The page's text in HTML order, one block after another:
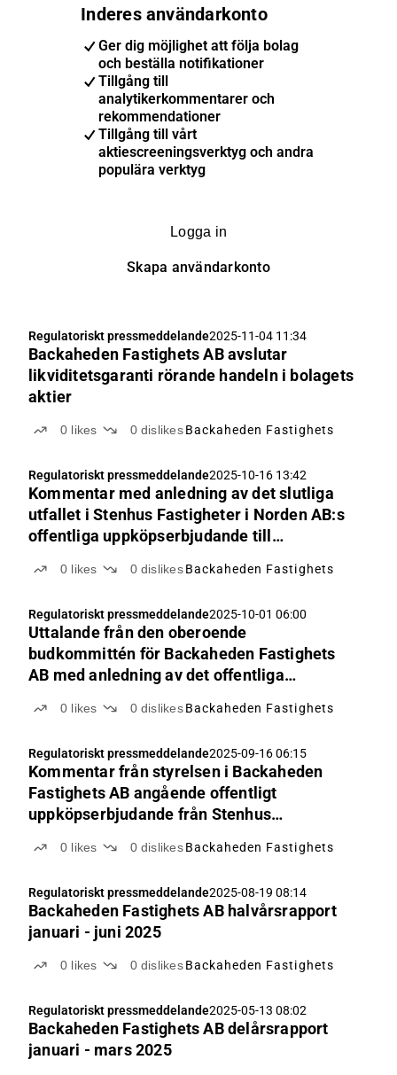
Inderes användarkonto
Ger dig möjlighet att följa bolag
och beställa notifikationer
Tillgång till
analytikerkommentarer och
rekommendationer
Tillgång till vårt
aktiescreeningsverktyg och andra
populära verktyg
Logga in
Skapa användarkonto
Regulatoriskt pressmeddelande2025-11-04 11:34
Backaheden Fastighets AB avslutar
likviditetsgaranti rörande handeln i bolagets
aktier
0 likes 0 dislikes Backaheden Fastighets
Regulatoriskt pressmeddelande2025-10-16 13:42
Kommentar med anledning av det slutliga
utfallet i Stenhus Fastigheter i Norden AB:s
offentliga uppköpserbjudande till
0 likes 0 dislikes Backaheden Fastighets
Regulatoriskt pressmeddelande2025-10-01 06:00
Uttalande från den oberoende
budkommittén för Backaheden Fastighets
AB med anledning av det offentliga
Fastigheter I Norden AB
0 likes 0 dislikes Backaheden Fastighets
Regulatoriskt pressmeddelande2025-09-16 06:15
Kommentar från styrelsen i Backaheden
Fastighets AB angående offentligt
uppköpserbjudande från Stenhus
0 likes 0 dislikes Backaheden Fastighets
Regulatoriskt pressmeddelande2025-08-19 08:14
Backaheden Fastighets AB halvårsrapport
januari - juni 2025
0 likes 0 dislikes Backaheden Fastighets
Regulatoriskt pressmeddelande2025-05-13 08:02
Backaheden Fastighets AB delårsrapport
januari - mars 2025